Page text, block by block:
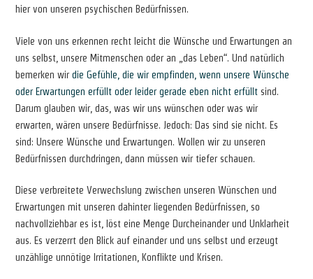
hier von unseren psychischen Bedürfnissen.
Viele von uns erkennen recht leicht die Wünsche und Erwartungen an
uns selbst, unsere Mitmenschen oder an „das Leben“. Und natürlich
bemerken wirdie Gefühle, die wir empfinden, wenn unsere Wünsche
oder Erwartungen erfüllt oder leider gerade eben nicht erfülltsind.
Darum glauben wir, das, was wir uns wünschen oder was wir
erwarten, wären unsere Bedürfnisse. Jedoch: Das sind sie nicht. Es
sind: Unsere Wünsche und Erwartungen. Wollen wir zu unseren
Bedürfnissen durchdringen, dann müssen wir tiefer schauen.
Diese verbreitete Verwechslung zwischen unseren Wünschen und
Erwartungen mit unseren dahinter liegenden Bedürfnissen, so
nachvollziehbar es ist, löst eine Menge Durcheinander und Unklarheit
aus. Es verzerrt den Blick auf einander und uns selbst und erzeugt
unzählige unnötige Irritationen, Konflikte und Krisen.